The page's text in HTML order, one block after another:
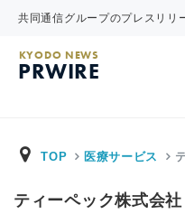
共同通信グループのプレスリリ
KYODO NEWS
PRWIRE
TOP 医療サービス
ティーペック株式会社